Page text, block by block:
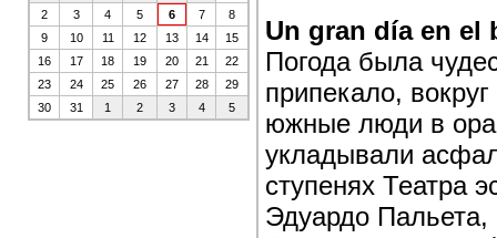
Un gran día en el
Погода была
припекало,
южные люди в
укладывали
ступенях Театра
Эдуардо
2
3 4 5 6 7
8
9
10 11 12 13 14
15
16
17 18 19 20 21
22
23
24 25 26 27 28
29
30
31 1 2 3 4 5